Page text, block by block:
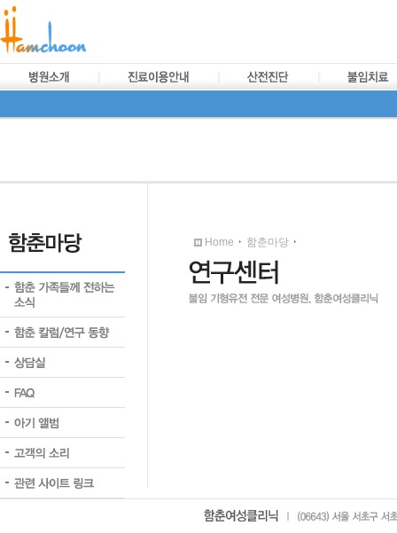
Home 함춘마당